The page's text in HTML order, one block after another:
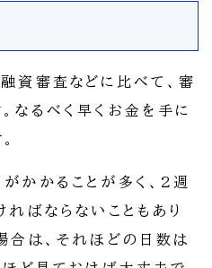
資審査などに比べて、審
なるべく早くお金を手に
かかることが多く、2週
ばならないこともあり
合は、それほどの日数は